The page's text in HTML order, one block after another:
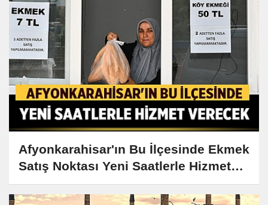
Afyonkarahisar'ın Bu İlçesinde Ekmek
Satış Noktası Yeni Saatlerle Hizmet
Verecek